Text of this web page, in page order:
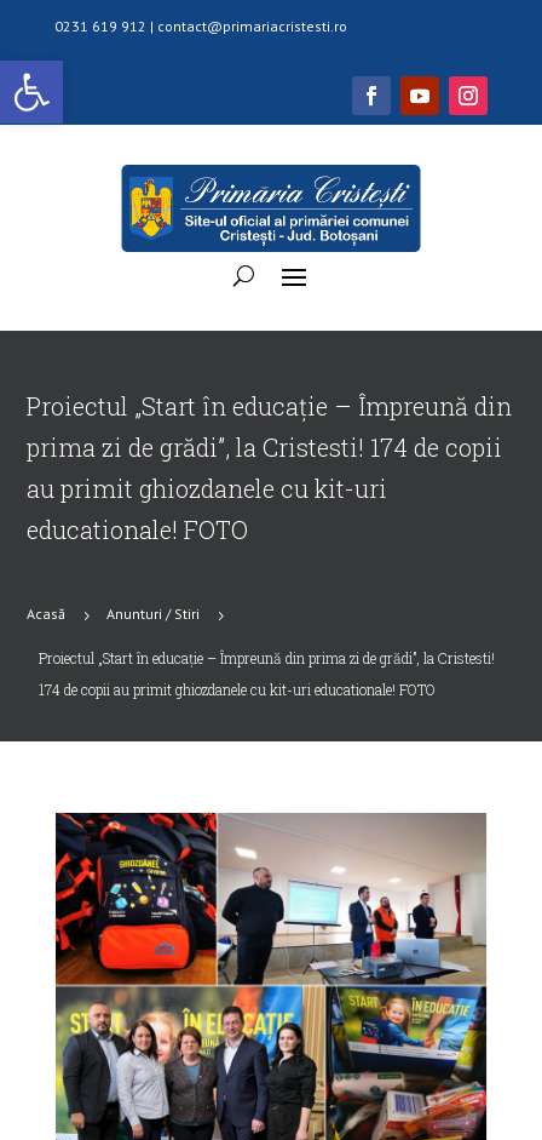
Deschide bara de unelte
0231 619 912 | contact@primariacristesti.ro
Proiectul „Start în educație – Împreună din
prima zi de grădi”, la Cristesti! 174 de copii
au primit ghiozdanele cu kit-uri
educationale! FOTO
Acasă 5 Anunturi / Stiri 5
Proiectul „Start în educație – Împreună din prima zi de grădi”, la Cristesti!
174 de copii au primit ghiozdanele cu kit-uri educationale! FOTO